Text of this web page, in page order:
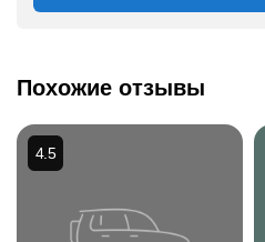
Похожие отзывы
4.5